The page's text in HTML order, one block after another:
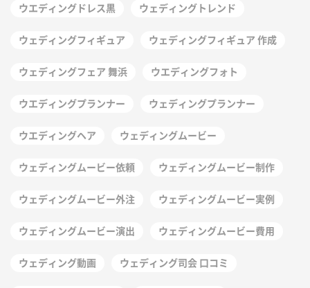
ウエディングドレス黒 ウェディングトレンド
ウェディングフィギュア ウェディングフィギュア 作成
ウェディングフェア 舞浜 ウエディングフォト
ウエディングプランナー ウェディングプランナー
ウエディングヘア ウェディングムービー
ウェディングムービー依頼 ウェディングムービー制作
ウェディングムービー外注 ウェディングムービー実例
ウェディングムービー演出 ウェディングムービー費用
ウェディング動画 ウェディング司会 口コミ